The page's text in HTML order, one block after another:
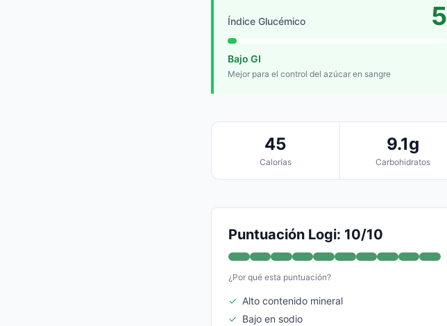
Índice Glucémico 5
Bajo GI
Mejor para el control del azúcar en sangre
45
Calorías
9.1g
Carbohidratos
Puntuación Logi: 10/10
¿Por qué esta puntuación?
✓ Alto contenido mineral
✓ Bajo en sodio